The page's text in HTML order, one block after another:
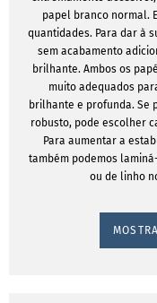
papel branco normal.
quantidades. Para dar à
sem acabamento
brilhante. Ambos os
muito adequados
brilhante e profunda. Se
robusto, pode escolher
Para aumentar a
também podemos
ou de linho